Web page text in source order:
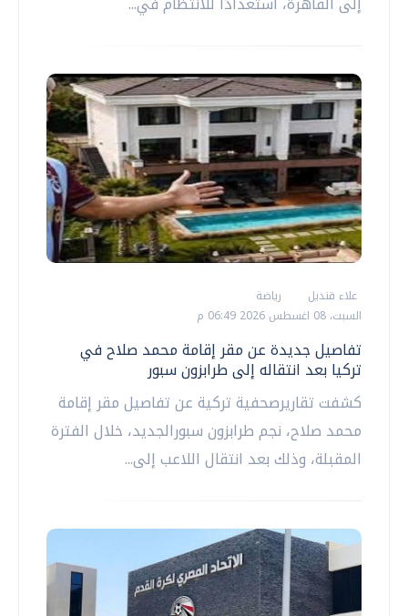
علاء قنديل
رياضة
السبت، 08 اغسطس 2026 06:49 م
تفاصيل جديدة عن مقر إقامة محمد صلاح في
تركيا بعد انتقاله إلى طرابزون سبور
كشفت تقاريرصحفية تركية عن تفاصيل مقر إقامة
محمد صلاح، نجم طرابزون سبورالجديد، خلال الفترة
المقبلة، وذلك بعد انتقال اللاعب إلى...